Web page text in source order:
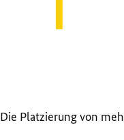
Die Platzierung von